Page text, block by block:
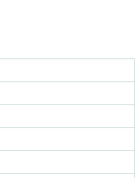
？